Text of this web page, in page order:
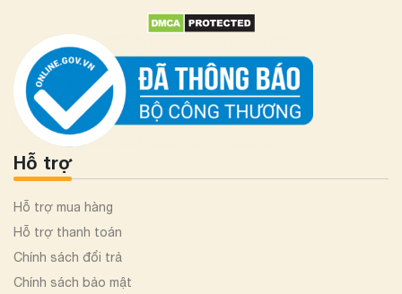
Hỗ trợ
Hỗ trợ mua hàng
Hỗ trợ thanh toán
Chính sách đổi trả
Chính sách bảo mật